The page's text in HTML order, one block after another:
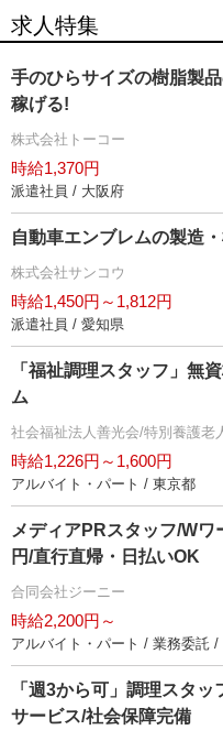
求人特集
手のひらサイズの樹脂製
稼げる!
株式会社トーコー
時給1,370円
派遣社員 / 大阪府
自動車エンブレムの製造
株式会社サンコウ
時給1,450円～1,812円
派遣社員 / 愛知県
「福祉調理スタッフ」無
ム
社会福祉法人善光会/特別養護老
時給1,226円～1,600円
アルバイト・パート / 東京都
メディアPRスタッフ/W
円/直行直帰・日払いOK
合同会社ジーニー
時給2,200円～
アルバイト・パート / 業務委託 /
「週3から可」調理スタ
サービス/社会保障完備